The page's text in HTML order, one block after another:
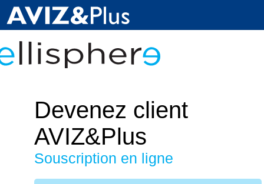
Devenez client
AVIZ&Plus
Souscription en ligne